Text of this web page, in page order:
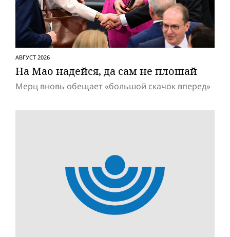
АВГУСТ 2026
На Мао надейся, да сам не плошай
Мерц вновь обещает «большой скачок вперед»